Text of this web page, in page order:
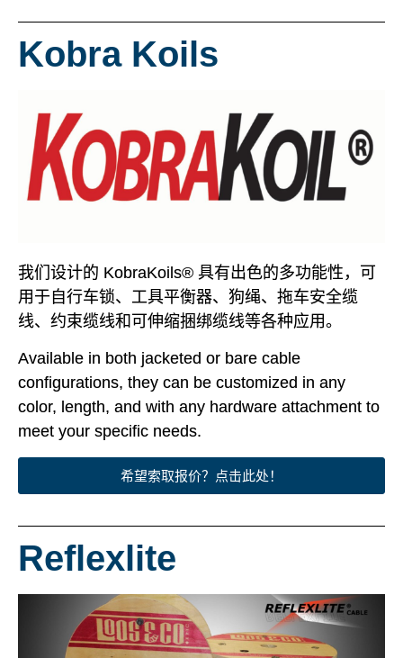
Kobra Koils
我们设计的 KobraKoils® 具有出色的多功能性，可
用于自行车锁、工具平衡器、狗绳、拖车安全缆
线、约束缆线和可伸缩捆绑缆线等各种应用。
Available in both jacketed or bare cable
configurations, they can be customized in any
color, length, and with any hardware attachment to
meet your specific needs.
希望索取报价？点击此处！
Reflexlite